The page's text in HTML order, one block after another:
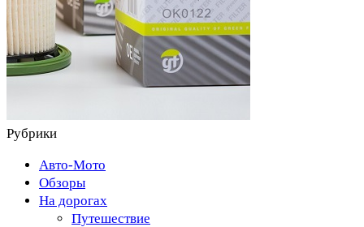
Рубрики
Авто-Мото
Обзоры
На дорогах
Путешествие